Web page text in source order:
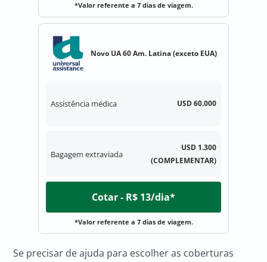
*Valor referente a 7 dias de viagem.
Novo UA 60 Am. Latina (exceto EUA)
Assistência médica USD 60.000
Bagagem extraviada
USD 1.300
(COMPLEMENTAR)
Cotar - R$ 13/dia*
*Valor referente a 7 dias de viagem.
Se precisar de ajuda para escolher as coberturas